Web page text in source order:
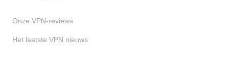
Onze VPN-reviews
Het laatste VPN nieuws